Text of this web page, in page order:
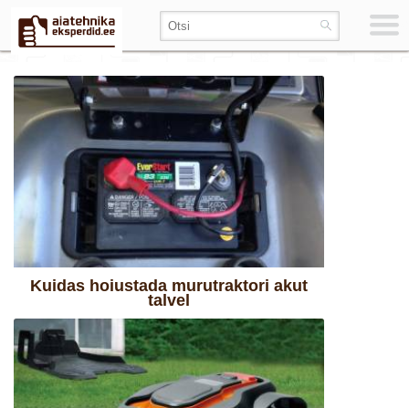
Kuidas hoiustada murutraktori akut
talvel